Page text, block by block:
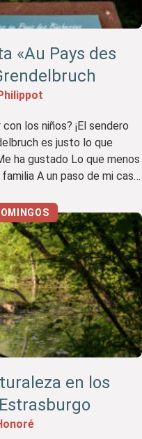
«Au Pays des
los niños? ¡El sendero
es justo lo que
ha gustado Lo que menos
A un paso de mi casa
en los